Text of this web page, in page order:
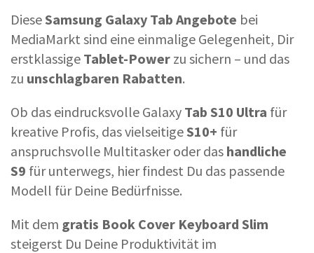
DieseSamsung Galaxy Tab Angebote bei
MediaMarkt sind eine einmalige Gelegenheit, Dir
erstklassige Tablet-Power zu sichern – und das
zu unschlagbaren Rabatten.
Ob das eindrucksvolle Galaxy Tab S10 Ultra für
kreative Profis, das vielseitigeS10+ für
anspruchsvolle Multitasker oder das handliche
S9 für unterwegs, hier findest Du das passende
Modell für Deine Bedürfnisse.
Mit dem gratis Book Cover Keyboard Slim
steigerst Du Deine Produktivität im